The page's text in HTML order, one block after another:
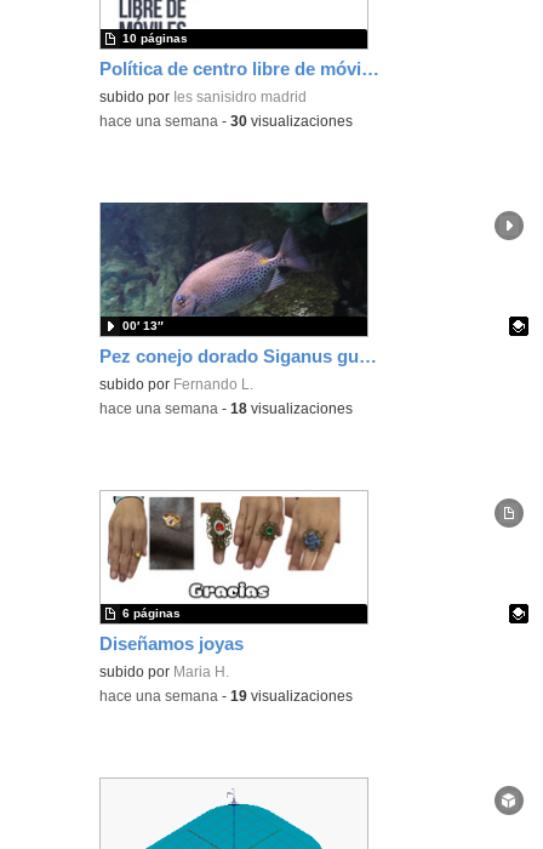
Política de centro libre de móviles
subido por Ies sanisidro madrid
10 páginas
-hace una semana -30 visualizaciones
Pez conejo dorado Siganus guttatus (Bloch, 1786)
Contenido educativo.
subido por Fernando L.
00′ 13″
-hace una semana -18 visualizaciones
Diseñamos joyas
Contenido educativo.
subido por Maria H.
6 páginas
-hace una semana -19 visualizaciones